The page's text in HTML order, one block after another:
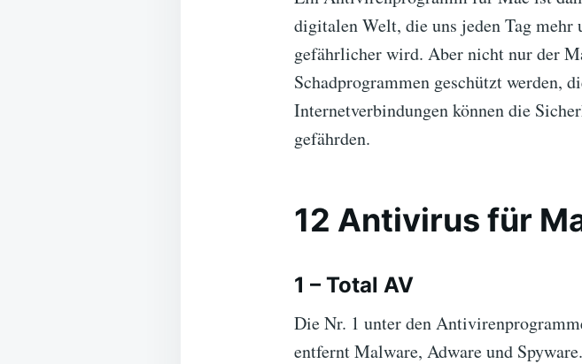
digitalen Welt, die uns jeden Tag
gefährlicher wird. Aber nicht nur der
Schadprogrammen geschützt werden,
Internetverbindungen können die
gefährden.
12 Antivirus für
1 – Total AV
Die Nr. 1 unter den
entfernt Malware, Adware und Spyware.